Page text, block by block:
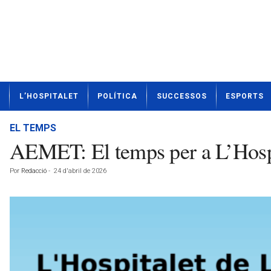
t
L’HOSPITALET POLÍTICA SUCCESSOS ESPORTS
EL TEMPS
AEMET: El temps per a
Por Redacció - 24 d'abril de 2026